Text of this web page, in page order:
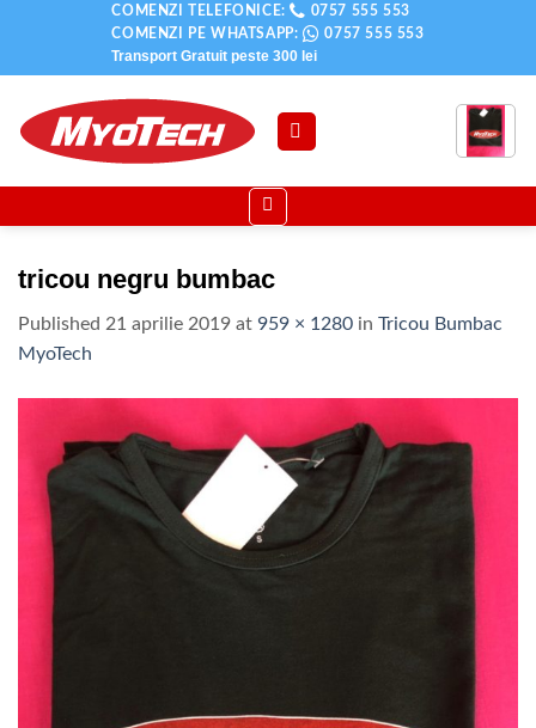
content
COMENZI TELEFONICE:
0757 555 553
COMENZI PE WHATSAPP:
0757 555 553
Transport Gratuit peste300 lei
tricou negru bumbac
Published 21 aprilie 2019 at 959 × 1280 in Tricou Bumbac
MyoTech